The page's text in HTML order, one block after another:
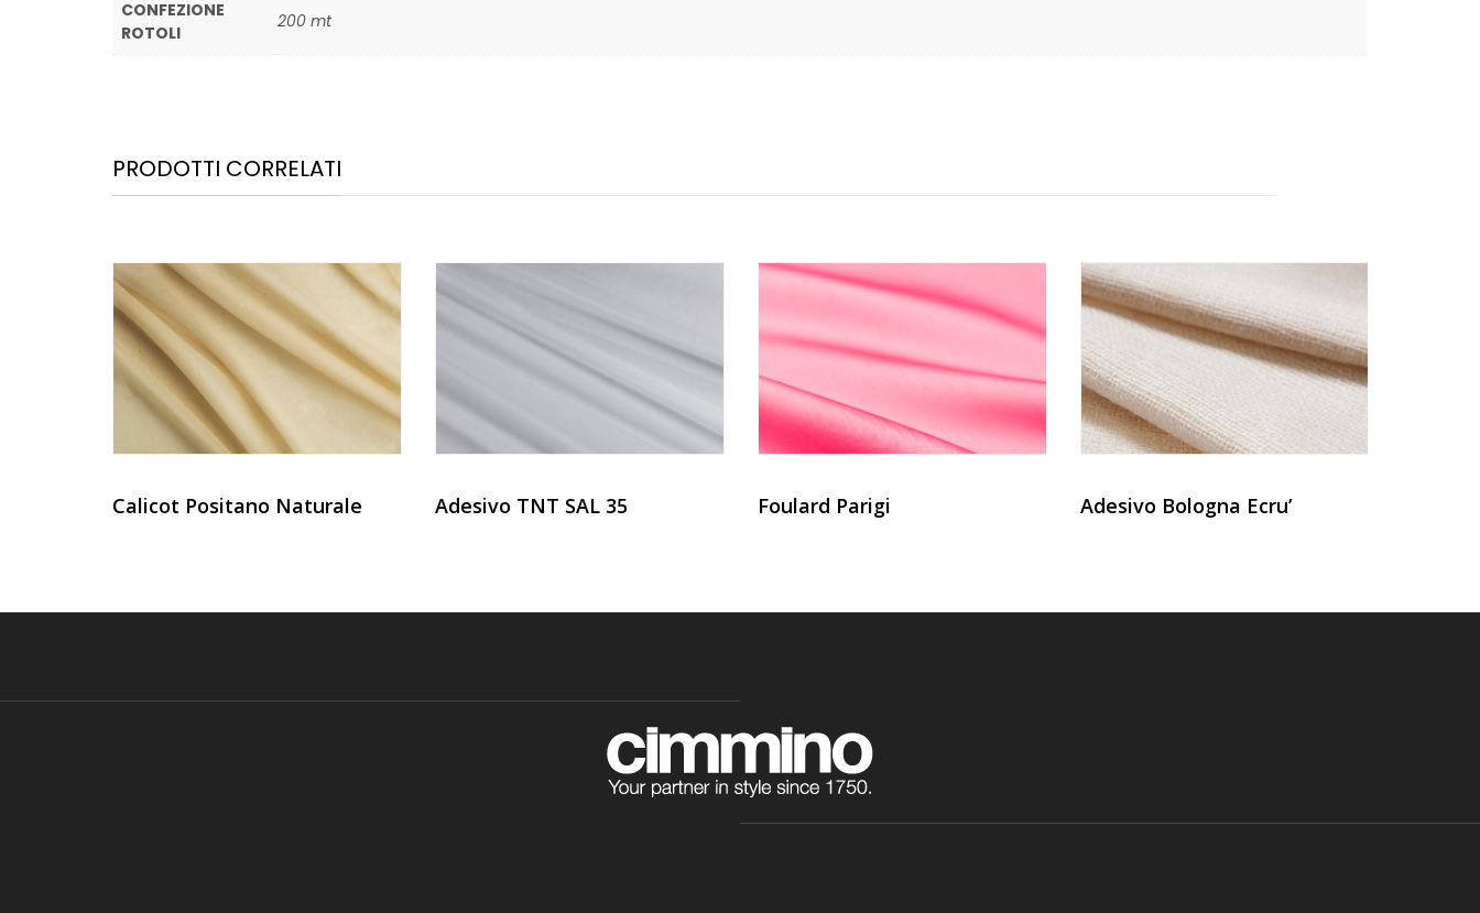
CONFEZIONE
ROTOLI
200 mt
PRODOTTI CORRELATI
Calicot Positano Naturale Adesivo TNT SAL 35 Foulard Parigi Adesivo Bologna Ecru’